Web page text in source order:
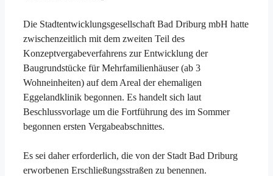
Die Stadtentwicklungsgesellschaft Bad Driburg mbH hatte
zwischenzeitlich mit dem zweiten Teil des
Konzeptvergabeverfahrens zur Entwicklung der
Baugrundstücke für Mehrfamilienhäuser (ab 3
Wohneinheiten) auf dem Areal der ehemaligen
Eggelandklinik begonnen. Es handelt sich laut
Beschlussvorlage um die Fortführung des im Sommer
begonnen ersten Vergabeabschnittes.
Es sei daher erforderlich, die von der Stadt Bad Driburg
erworbenen Erschließungsstraßen zu benennen.